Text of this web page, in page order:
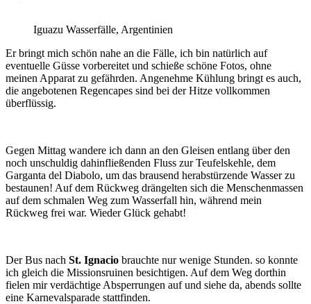
Iguazu Wasserfälle, Argentinien
Er bringt mich schön nahe an die Fälle, ich bin natürlich auf
eventuelle Güsse vorbereitet und schieße schöne Fotos, ohne
meinen Apparat zu gefährden. Angenehme Kühlung bringt es auch,
die angebotenen Regencapes sind bei der Hitze vollkommen
überflüssig.
Gegen Mittag wandere ich dann an den Gleisen entlang über den
noch unschuldig dahinfließenden Fluss zur Teufelskehle, dem
Garganta del Diabolo, um das brausend herabstürzende Wasser zu
bestaunen! Auf dem Rückweg drängelten sich die Menschenmassen
auf dem schmalen Weg zum Wasserfall hin, während mein
Rückweg frei war. Wieder Glück gehabt!
Der Bus nach St. Ignacio brauchte nur wenige Stunden. so konnte
ich gleich die Missionsruinen besichtigen. Auf dem Weg dorthin
fielen mir verdächtige Absperrungen auf und siehe da, abends sollte
eine Karnevalsparade stattfinden.